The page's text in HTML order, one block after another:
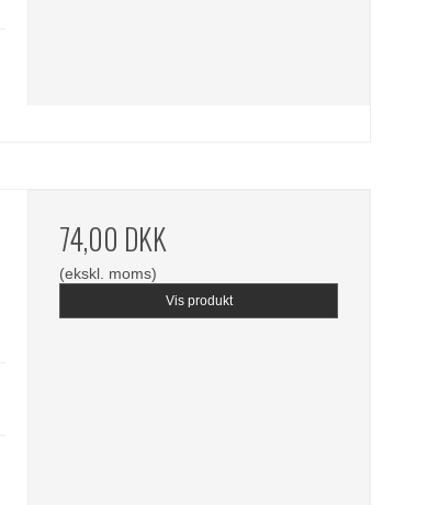
74,00 DKK
(ekskl. moms)
Vis produkt